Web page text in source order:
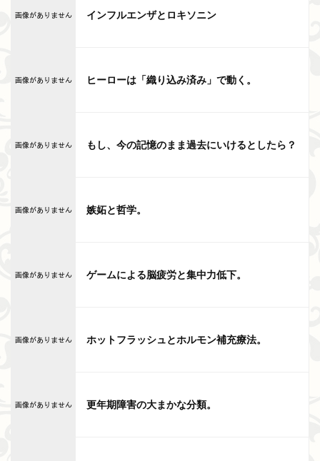
インフルエンザとロキソニン
ヒーローは「織り込み済み」で動く。
もし、今の記憶のまま過去にいけるとしたら？
嫉妬と哲学。
ゲームによる脳疲労と集中力低下。
ホットフラッシュとホルモン補充療法。
更年期障害の大まかな分類。